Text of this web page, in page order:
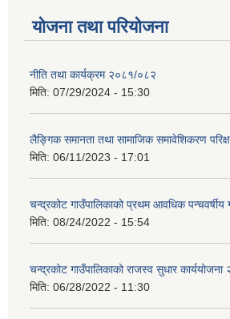
योजना तथा परियोजना
नीति तथा कार्यक्रम २०८१/०८२
मिति: 07/29/2024 - 15:30
लैङ्गिक समानता तथा सामाजिक समावेशिकरण
मिति: 06/11/2023 - 17:01
चन्द्रकोट गाउँपालिकाको प्रथम आवधिक पन्चवर्षीय
मिति: 08/24/2022 - 15:54
चन्द्रकोट गाउँपालिकाको राजस्व सुधार कार्ययोजना
मिति: 06/28/2022 - 11:30